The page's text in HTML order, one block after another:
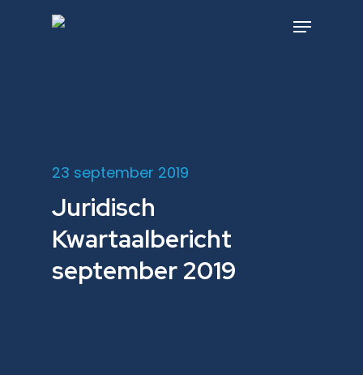
Menu
23 september 2019
Juridisch
Kwartaalbericht
september 2019